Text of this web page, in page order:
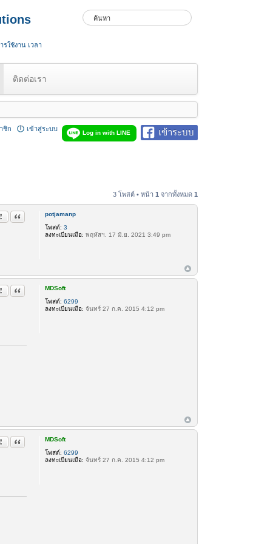
ใช้งาน เวลา
ติดต่อเรา
เข้าระบบ
Log in with LINE
เข้าสู่ระบบ
ชิก
3 โพสต์ • หน้า 1 จากทั้งหมด 1
potjamanp
โพสต์: 3
ลงทะเบียนเมื่อ: พฤหัสฯ. 17 มิ.ย. 2021 3:49 pm
รายงานในข้อความ
อ้างคำพูด
MDSoft
โพสต์: 6299
ลงทะเบียนเมื่อ: จันทร์ 27 ก.ค. 2015 4:12 pm
รายงานในข้อความ
อ้างคำพูด
MDSoft
โพสต์: 6299
ลงทะเบียนเมื่อ: จันทร์ 27 ก.ค. 2015 4:12 pm
รายงานในข้อความ
อ้างคำพูด